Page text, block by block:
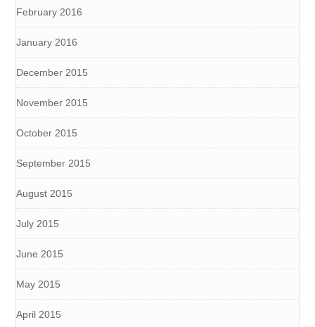
February 2016
January 2016
December 2015
November 2015
October 2015
September 2015
August 2015
July 2015
June 2015
May 2015
April 2015